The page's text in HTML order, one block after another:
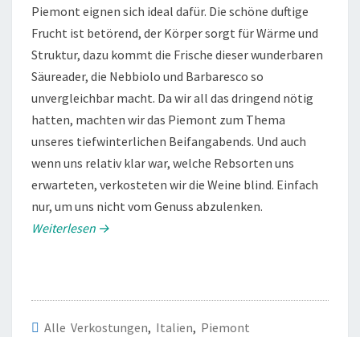
Piemont eignen sich ideal dafür. Die schöne duftige
Frucht ist betörend, der Körper sorgt für Wärme und
Struktur, dazu kommt die Frische dieser wunderbaren
Säureader, die Nebbiolo und Barbaresco so
unvergleichbar macht. Da wir all das dringend nötig
hatten, machten wir das Piemont zum Thema
unseres tiefwinterlichen Beifangabends. Und auch
wenn uns relativ klar war, welche Rebsorten uns
erwarteten, verkosteten wir die Weine blind. Einfach
nur, um uns nicht vom Genuss abzulenken.
Weiterlesen →
Alle Verkostungen, Italien, Piemont